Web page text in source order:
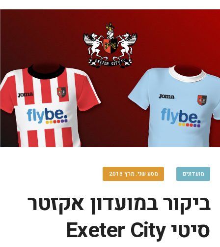
מועדונים מסע שני: מרץ 2013
ביקור במועדון אקזטר
סיטי Exeter City